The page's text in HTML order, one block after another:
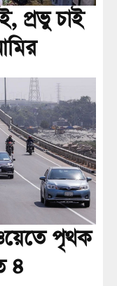
প্রভু চাই
পৃথক
৪